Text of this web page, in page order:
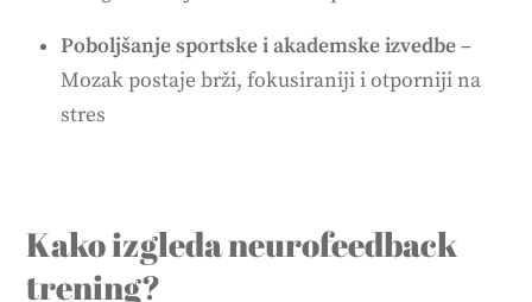
Poboljšanje sportske i akademske izvedbe–
Mozak postaje brži, fokusiraniji i otporniji na
stres
Kako izgleda neurofeedback
trening?